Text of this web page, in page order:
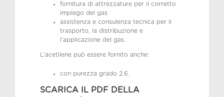
fornitura di attrezzature per il corretto
impiego del gas
assistenza e consulenza tecnica per il
trasporto, la distribuzione e
l’applicazione del gas.
L’acetilene può essere fornito anche:
con purezza grado 2.6.
SCARICA IL PDF DELLA